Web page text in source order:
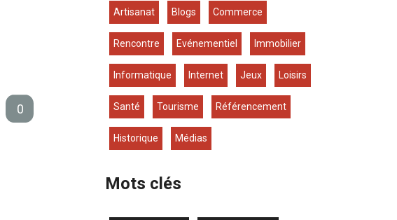
0
Artisanat Blogs Commerce
Rencontre Evénementiel Immobilier
Informatique Internet Jeux Loisirs
Santé Tourisme Référencement
Historique Médias
Mots clés